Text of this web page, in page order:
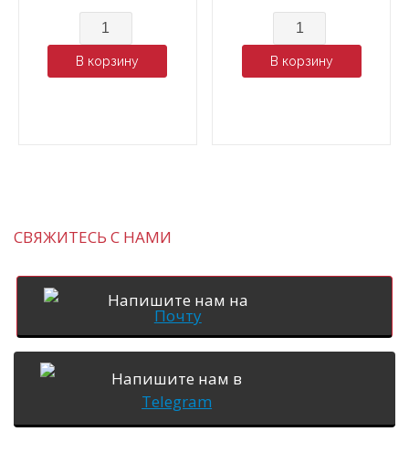
Количество
В корзину
Количество
В корзину
СВЯЖИТЕСЬ С НАМИ
Напишите нам на
Почту
Напишите нам в
Telegram